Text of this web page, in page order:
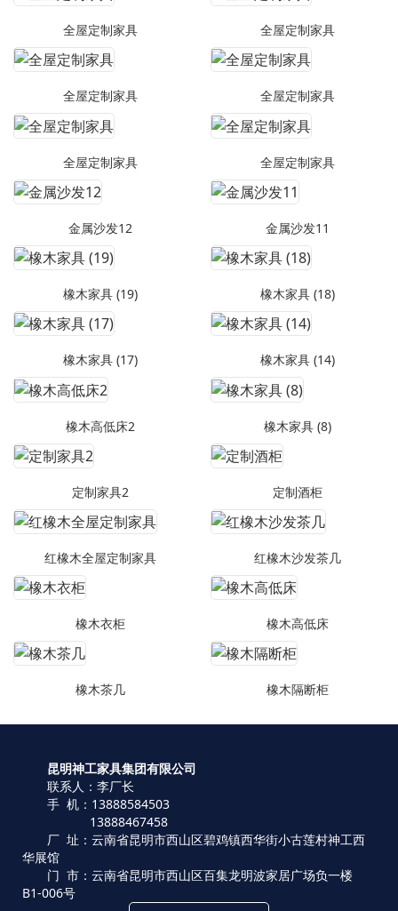
全屋定制家具 全屋定制家具
全屋定制家具 全屋定制家具
全屋定制家具 全屋定制家具
金属沙发12 金属沙发11
橡木家具 (19) 橡木家具 (18)
橡木家具 (17) 橡木家具 (14)
橡木高低床2 橡木家具 (8)
定制家具2 定制酒柜
红橡木全屋定制家具 红橡木沙发茶几
橡木衣柜 橡木高低床
橡木茶几 橡木隔断柜
昆明神工家具集团有限公司
联系人：李厂长
手 机：13888584503
13888467458
厂 址：云南省昆明市西山区碧鸡镇西华街小古莲村神工西
华展馆
门 市：云南省昆明市西山区百集龙明波家居广场负一楼
B1-006号